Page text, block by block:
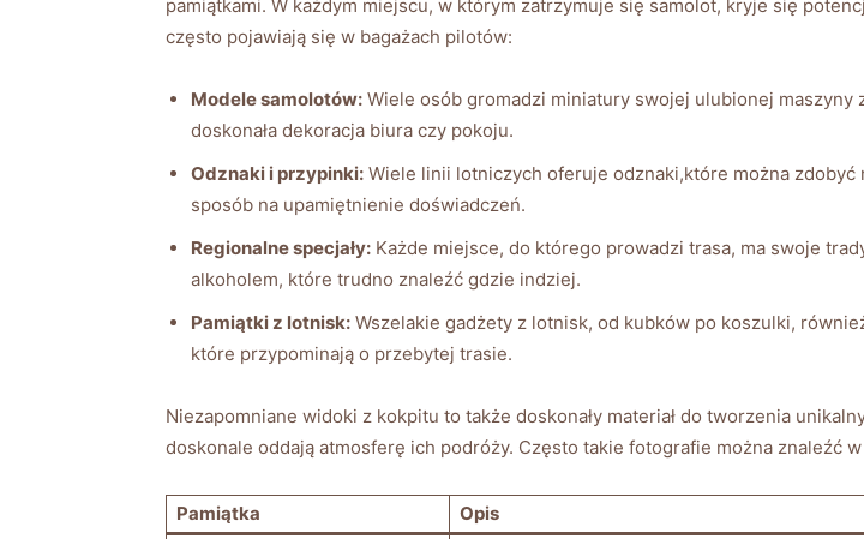
pamiątkami. W każdym miejscu,⁤ w ‍którym zatrzymuje się⁢ samolot, kryje się
często pojawiają się w bagażach ​pilotów:
Modele‍ samolotów: Wiele osób gromadzi miniatury swojej⁣ ulubionej
doskonała dekoracja biura czy​ pokoju.
Odznaki i przypinki: Wiele linii lotniczych oferuje odznaki,które można
sposób na upamiętnienie doświadczeń.
Regionalne specjały: Każde miejsce, do którego prowadzi trasa, ma swoje
alkoholem, ⁢które trudno znaleźć gdzie indziej.
Pamiątki z ⁢lotnisk: Wszelakie gadżety z lotnisk, od kubków ‍po⁣ koszulki,
które przypominają o przebytej trasie.
Niezapomniane widoki z kokpitu to ⁢także ‍doskonały materiał ⁤do tworzenia
doskonale oddają atmosferę ich⁤ podróży. Często ‌takie fotografie można znaleźć
Pamiątka
Opis